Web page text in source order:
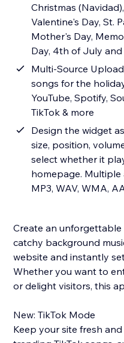
Christmas
Valentine's Day, St.
Mother's Day,
Day, 4th of July
Multi-Source
songs for the
YouTube, Spotify,
TikTok & more
Design the widget
size, position,
select whether it
homepage.
MP3, WAV, WMA,
Create an
catchy background
website and instantly
Whether you want to
or delight visitors, this
New: TikTok Mode
Keep your site fresh